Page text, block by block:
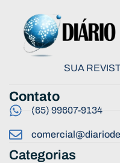
SUA
Contato
(65) 99607-9134
Categorias